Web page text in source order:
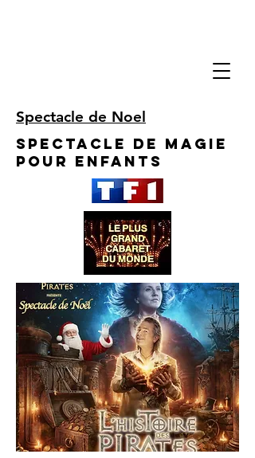
Spectacle de Noel
Spectacle de Magie
pour enfants